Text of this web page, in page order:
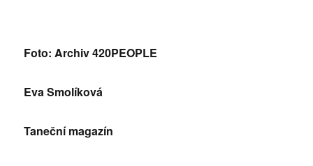
Foto: Archiv 420PEOPLE
Eva Smolíková
Taneční magazín